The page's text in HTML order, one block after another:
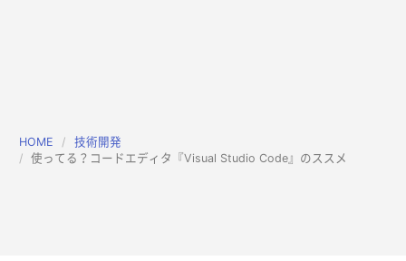
HOME
技術開発
使ってる？コードエディタ『Visual Studio Code』のススメ